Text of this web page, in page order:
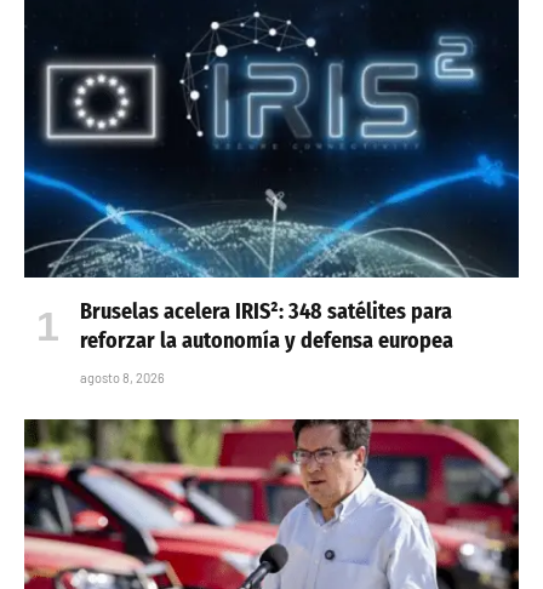
Bruselas acelera IRIS²: 348 satélites para
reforzar la autonomía y defensa europea
agosto 8, 2026